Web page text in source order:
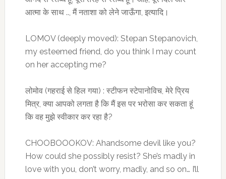
आत्मा के साथ .., मैं नताशा को लेने जाऊँगा, इत्यादि।
LOMOV (deeply moved): Stepan Stepanovich,
my esteemed friend, do you think I may count
on her accepting me?
लोमोव (गहराई से हिल गया) : स्टीफन स्टेपानोविच, मेरे प्रिय
मित्र, क्या आपको लगता है कि मैं इस पर भरोसा कर सकता हूं
कि वह मुझे स्वीकार कर रहा है?
CHOOBOOOKOV: Ahandsome devil like you?
How could she possibly resist? She’s madly in
love with you, don’t worry, madly, and so on… I’ll